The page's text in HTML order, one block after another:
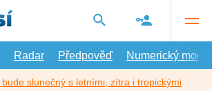
Radar Předpověď Numerický model
slunečný s letními, zítra i tropickými